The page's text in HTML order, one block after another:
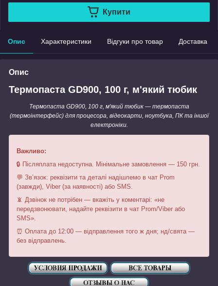
Купити
Опис Характеристики Відгуки про товар Доставка
Опис
Термопаста GD900, 100 г, м'який тюбик
Термопаста GD900, 100 г, м'який тюбик — термопаста
(термоінтерфейс) для процесора, відеокарти, ноутбука, ПК та іншої
електроніки.
Важливо:
🔒 Післяплата недоступна. Мінімальне замовлення — 150 грн.
💬 Зв’язок: реквізити та деталі надішлемо в чат Prom
(завжди), Viber (за наявності) або SMS.
📵 Дзвінок не потрібен — вкажіть у коментарі: «не
передзвонювати, надайте реквізити в чат Prom/Viber або
SMS».
⏰ Оплата до 12:00 — відправлення того ж дня; нд/свята —
без відправлень.